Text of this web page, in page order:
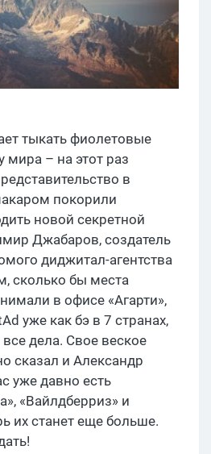
тыкать фиолетовые
мира – на этот раз
в
покорили
новой секретной
Джабаров, создатель
диджитал-агентства
сколько бы места
в офисе «Агарти»,
уже как бэ в 7 странах,
дела. Свое веское
сказал и Александр
уже давно есть
«Вайлдберриз» и
их станет еще больше.